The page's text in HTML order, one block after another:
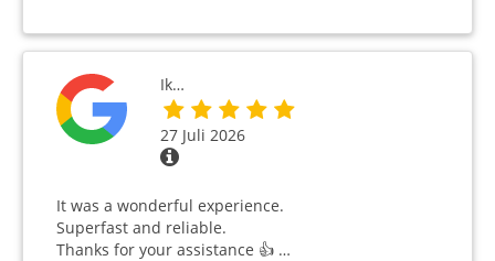
Ik…
27 Juli 2026
It was a wonderful experience.
Superfast and reliable.
Thanks for your assistance 👍 …